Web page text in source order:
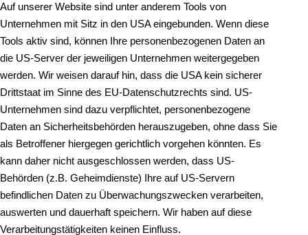
Auf unserer Website sind unter anderem Tools von
Unternehmen mit Sitz in den USA eingebunden. Wenn diese
Tools aktiv sind, können Ihre personenbezogenen Daten an
die US-Server der jeweiligen Unternehmen weitergegeben
werden. Wir weisen darauf hin, dass die USA kein sicherer
Drittstaat im Sinne des EU-Datenschutzrechts sind. US-
Unternehmen sind dazu verpflichtet, personenbezogene
Daten an Sicherheitsbehörden herauszugeben, ohne dass Sie
als Betroffener hiergegen gerichtlich vorgehen könnten. Es
kann daher nicht ausgeschlossen werden, dass US-
Behörden (z.B. Geheimdienste) Ihre auf US-Servern
befindlichen Daten zu Überwachungszwecken verarbeiten,
auswerten und dauerhaft speichern. Wir haben auf diese
Verarbeitungstätigkeiten keinen Einfluss.